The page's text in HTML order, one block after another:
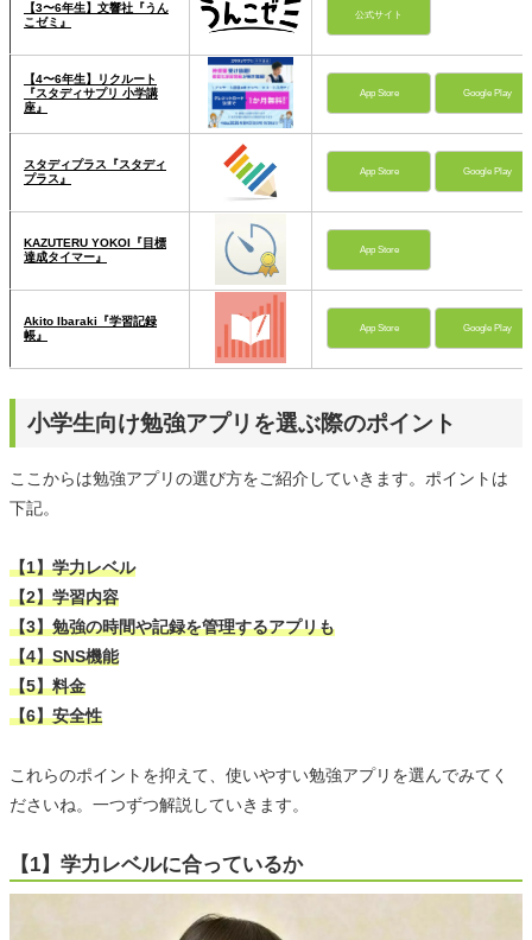
【3〜6年生】文響社『うん
こゼミ』
公式サイト
【4〜6年生】リクルート
『スタディサプリ 小学講
座』
App Store Google Play
スタディプラス『スタディ
プラス』
App Store Google Play
KAZUTERU YOKOI『目標
達成タイマー』
App Store
Akito Ibaraki『学習記録
帳』
App Store Google Play
小学生向け勉強アプリを選ぶ際のポイント
ここからは勉強アプリの選び方をご紹介していきます。ポイントは
下記。
【1】学力レベル
【2】学習内容
【3】勉強の時間や記録を管理するアプリも
【4】SNS機能
【5】料金
【6】安全性
これらのポイントを抑えて、使いやすい勉強アプリを選んでみてく
ださいね。一つずつ解説していきます。
【1】学力レベルに合っているか